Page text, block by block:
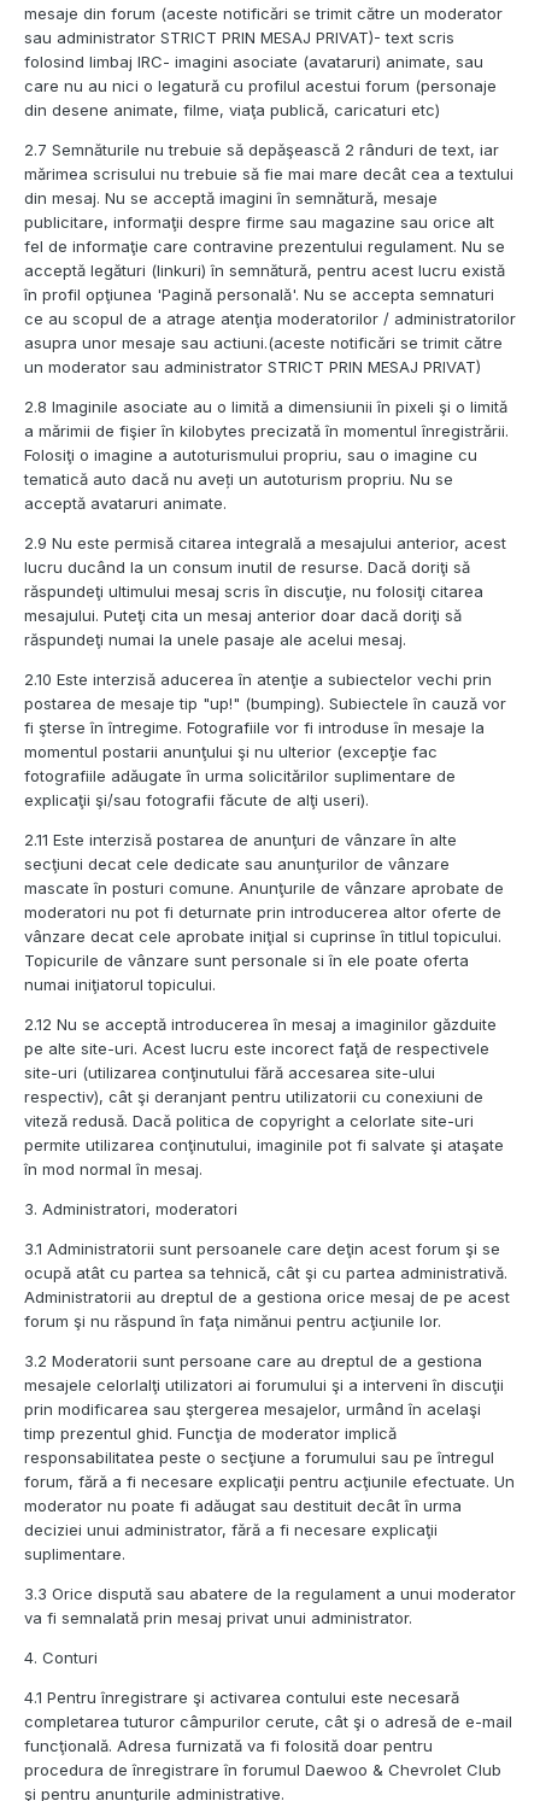
mesaje din forum (aceste notificări se trimit către un moderator
sau administrator STRICT PRIN MESAJ PRIVAT)- text scris
folosind limbaj IRC- imagini asociate (avataruri) animate, sau
care nu au nici o legatură cu profilul acestui forum (personaje
din desene animate, filme, viaţa publică, caricaturi etc)
2.7 Semnăturile nu trebuie să depăşească 2 rânduri de text, iar
mărimea scrisului nu trebuie să fie mai mare decât cea a textului
din mesaj. Nu se acceptă imagini în semnătură, mesaje
publicitare, informaţii despre firme sau magazine sau orice alt
fel de informaţie care contravine prezentului regulament. Nu se
acceptă legături (linkuri) în semnătură, pentru acest lucru există
în profil opţiunea 'Pagină personală'. Nu se accepta semnaturi
ce au scopul de a atrage atenţia moderatorilor / administratorilor
asupra unor mesaje sau actiuni.(aceste notificări se trimit către
un moderator sau administrator STRICT PRIN MESAJ PRIVAT)
2.8 Imaginile asociate au o limită a dimensiunii în pixeli şi o limită
a mărimii de fişier în kilobytes precizată în momentul înregistrării.
Folosiţi o imagine a autoturismului propriu, sau o imagine cu
tematică auto dacă nu aveți un autoturism propriu. Nu se
acceptă avataruri animate.
2.9 Nu este permisă citarea integrală a mesajului anterior, acest
lucru ducând la un consum inutil de resurse. Dacă doriţi să
răspundeţi ultimului mesaj scris în discuţie, nu folosiţi citarea
mesajului. Puteţi cita un mesaj anterior doar dacă doriţi să
răspundeţi numai la unele pasaje ale acelui mesaj.
2.10 Este interzisă aducerea în atenţie a subiectelor vechi prin
postarea de mesaje tip "up!" (bumping). Subiectele în cauză vor
fi şterse în întregime. Fotografiile vor fi introduse în mesaje la
momentul postarii anunţului şi nu ulterior (excepţie fac
fotografiile adăugate în urma solicitărilor suplimentare de
explicaţii şi/sau fotografii făcute de alţi useri).
2.11 Este interzisă postarea de anunţuri de vânzare în alte
secţiuni decat cele dedicate sau anunţurilor de vânzare
mascate în posturi comune. Anunţurile de vânzare aprobate de
moderatori nu pot fi deturnate prin introducerea altor oferte de
vânzare decat cele aprobate iniţial si cuprinse în titlul topicului.
Topicurile de vânzare sunt personale si în ele poate oferta
numai iniţiatorul topicului.
2.12 Nu se acceptă introducerea în mesaj a imaginilor găzduite
pe alte site-uri. Acest lucru este incorect faţă de respectivele
site-uri (utilizarea conţinutului fără accesarea site-ului
respectiv), cât şi deranjant pentru utilizatorii cu conexiuni de
viteză redusă. Dacă politica de copyright a celorlate site-uri
permite utilizarea conţinutului, imaginile pot fi salvate şi ataşate
în mod normal în mesaj.
3. Administratori, moderatori
3.1 Administratorii sunt persoanele care deţin acest forum şi se
ocupă atât cu partea sa tehnică, cât şi cu partea administrativă.
Administratorii au dreptul de a gestiona orice mesaj de pe acest
forum şi nu răspund în faţa nimănui pentru acţiunile lor.
3.2 Moderatorii sunt persoane care au dreptul de a gestiona
mesajele celorlalţi utilizatori ai forumului şi a interveni în discuţii
prin modificarea sau ştergerea mesajelor, urmând în acelaşi
timp prezentul ghid. Funcţia de moderator implică
responsabilitatea peste o secţiune a forumului sau pe întregul
forum, fără a fi necesare explicaţii pentru acţiunile efectuate. Un
moderator nu poate fi adăugat sau destituit decât în urma
deciziei unui administrator, fără a fi necesare explicaţii
suplimentare.
3.3 Orice dispută sau abatere de la regulament a unui moderator
va fi semnalată prin mesaj privat unui administrator.
4. Conturi
4.1 Pentru înregistrare şi activarea contului este necesară
completarea tuturor câmpurilor cerute, cât şi o adresă de e-mail
funcţională. Adresa furnizată va fi folosită doar pentru
procedura de înregistrare în forumul Daewoo & Chevrolet Club
şi pentru anunţurile administrative.